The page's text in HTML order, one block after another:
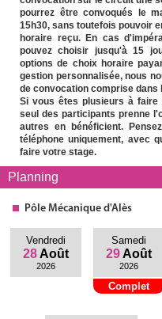
pourrez être convoqués le
15h30, sans toutefois pouvoir
horaire reçu. En cas
pouvez choisir jusqu'à 15
options de choix horaire
gestion personnalisée, nous
de convocation comprise
Si vous êtes plusieurs à
seul des participants prenne
autres en bénéficient.
téléphone uniquement, avec
faire votre stage.
Planning
Pôle Mécanique d'Alès
Vendredi
28 Août
2026
Samedi
29 Août
2026
Complet